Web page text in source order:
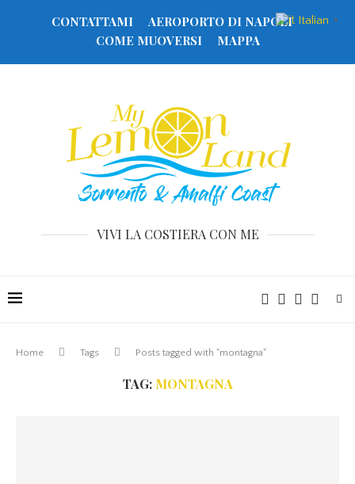
CONTATTAMI
AEROPORTO DI NAPOLI
COME MUOVERSI
MAPPA
VIVI LA COSTIERA CON ME
Home Tags Posts tagged with "montagna"
TAG: MONTAGNA
Italian ▼